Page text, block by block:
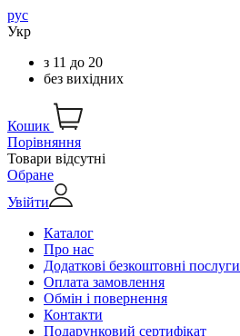
рус
Укр
з 11 до 20
без вихідних
Кошик
Порівняння
Товари відсутні
Обране
Увійти
Каталог
Про нас
Додаткові безкоштовні послуги
Оплата замовлення
Обмін і повернення
Контакти
Подарунковий сертифікат